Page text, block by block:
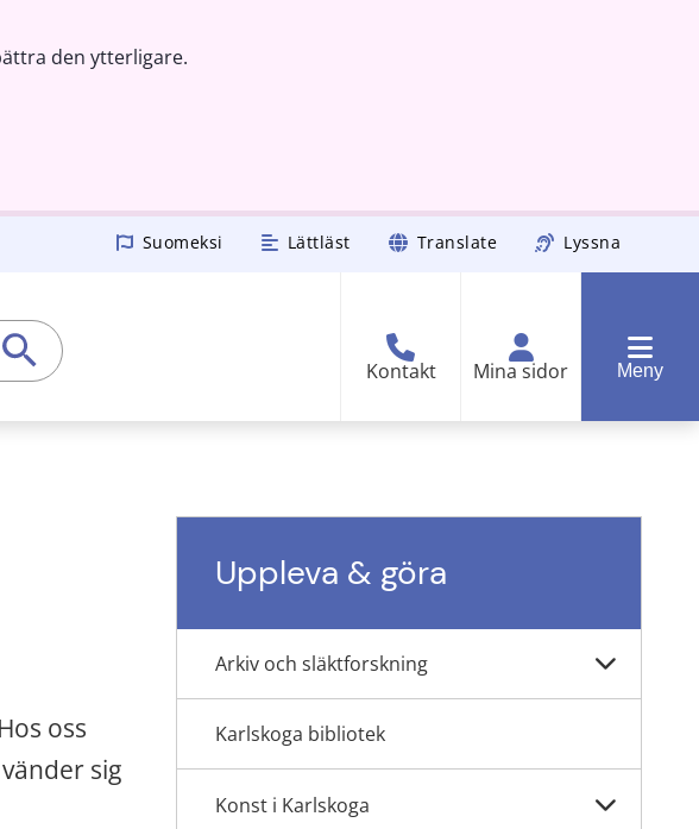
den ytterligare.
Suomeksi Lättläst Translate Lyssna
Kontakt Mina sidor Meny
oss
sig
Uppleva & göra
Arkiv och släktforskning
Karlskoga bibliotek
Konst i Karlskoga